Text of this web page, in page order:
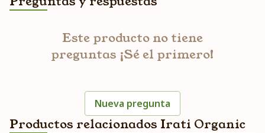
Este producto no tiene
preguntas ¡Sé el primero!
Nueva pregunta
Productos relacionados Irati Organic